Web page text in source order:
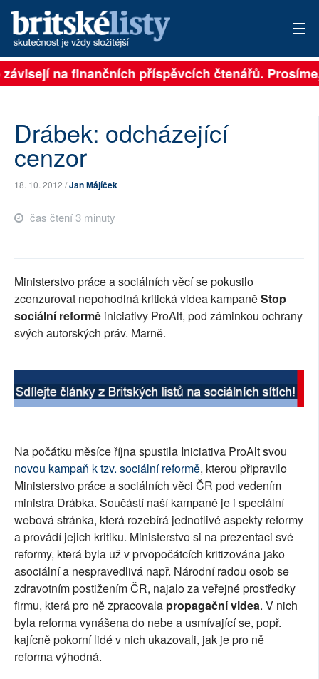
PŘIHLÁSIT
ARCHIV
PŘÍSPĚVKY NA PROVOZ
SOCIÁLNÍ SÍTĚ
RUBRIKY
PLNÁ VERZE STRÁNEK
na finančních příspěvcích čtenářů.
Drábek: odcházející
cenzor
18. 10. 2012 /Jan Májíček
čas čtení 3 minuty
Ministerstvo práce a sociálních věcí se pokusilo
zcenzurovat nepohodlná kritická videa kampaněStop
sociální reformě iniciativy ProAlt, pod záminkou ochrany
svých autorských práv. Marně.
Na počátku měsíce října spustila Iniciativa ProAlt svou
novou kampaň k tzv. sociální reformě, kterou připravilo
Ministerstvo práce a sociálních věci ČR pod vedením
ministra Drábka. Součástí naší kampaně je i speciální
webová stránka, která rozebírá jednotlivé aspekty reformy
a provádí jejich kritiku. Ministerstvo si na prezentaci své
reformy, která byla už v prvopočátcích kritizována jako
asociální a nespravedlivá např. Národní radou osob se
zdravotním postižením ČR, najalo za veřejné prostředky
firmu, která pro ně zpracovala propagační videa. V nich
byla reforma vynášena do nebe a usmívající se, popř.
kajícně pokorní lidé v nich ukazovali, jak je pro ně
reforma výhodná.